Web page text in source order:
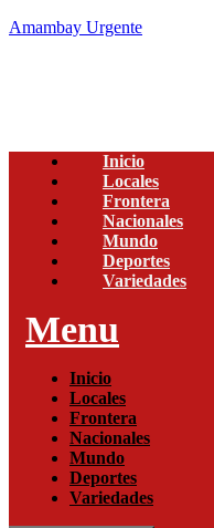
Amambay Urgente
Inicio
Locales
Frontera
Nacionales
Mundo
Deportes
Variedades
Menu
Inicio
Locales
Frontera
Nacionales
Mundo
Deportes
Variedades